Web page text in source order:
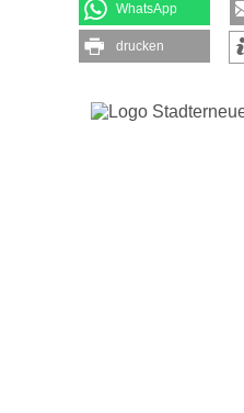
WhatsApp
drucken